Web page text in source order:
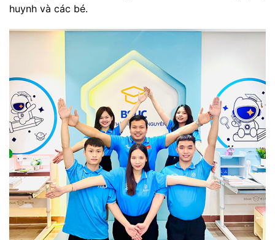
huynh và các bé.